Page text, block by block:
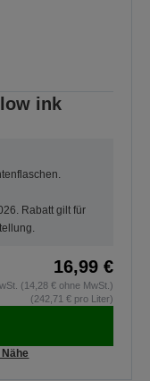
ink
Rabatt gilt für
16,99 €
(14,28 € ohne MwSt.)
(242,71 € pro Liter)